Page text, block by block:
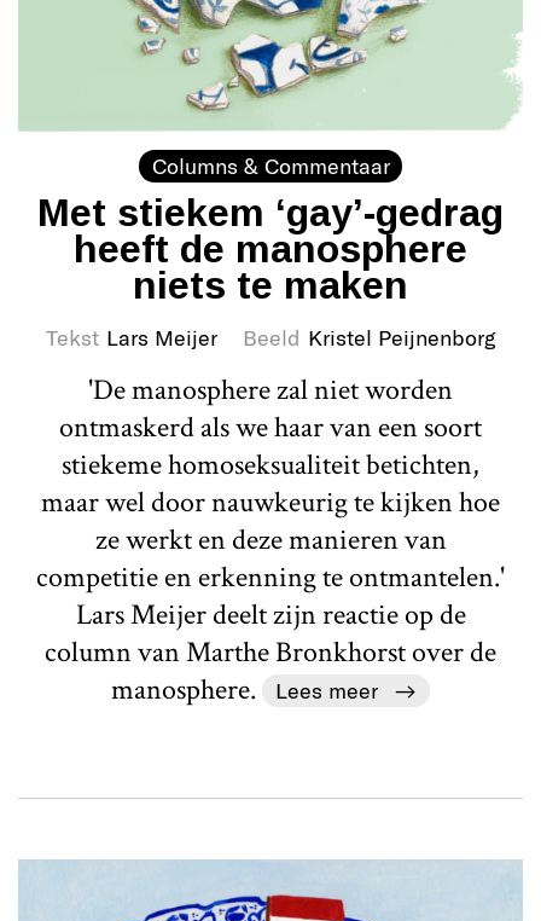
Columns & Commentaar
Met stiekem ‘gay’-gedrag
heeft de manosphere
niets te maken
Tekst Lars Meijer Beeld Kristel Peijnenborg
'De manosphere zal niet worden
ontmaskerd als we haar van een soort
stiekeme homoseksualiteit betichten,
maar wel door nauwkeurig te kijken hoe
ze werkt en deze manieren van
competitie en erkenning te ontmantelen.'
Lars Meijer deelt zijn reactie op de
column van Marthe Bronkhorst over de
manosphere.
Lees meer